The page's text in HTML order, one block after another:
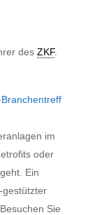
des ZKF.
im
oder
Ein
gestützter
Sie